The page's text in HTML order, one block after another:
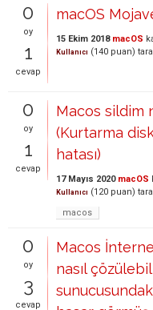
0
oy
1
cevap
macOS
15 Ekim 2018 macOS
Kullanıcı (140 puan)
0
oy
1
cevap
Macos sildim
(Kurtarma
hatası)
17 Mayıs 2020 macOS
Kullanıcı (120 puan)
macos
0
oy
3
cevap
Macos
nasıl